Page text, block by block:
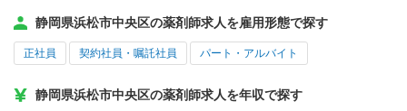
静岡県浜松市中央区の薬剤師求人を雇用形態で探す
正社員 契約社員・嘱託社員 パート・アルバイト
静岡県浜松市中央区の薬剤師求人を年収で探す